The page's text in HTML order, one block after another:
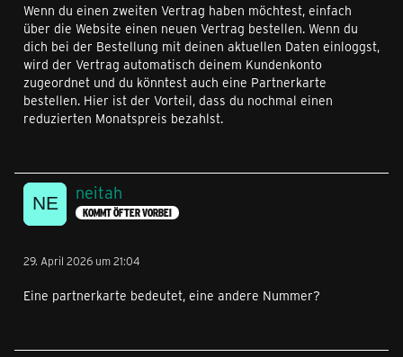
Wenn du einen zweiten Vertrag haben möchtest, einfach
über die Website einen neuen Vertrag bestellen. Wenn du
dich bei der Bestellung mit deinen aktuellen Daten einloggst,
wird der Vertrag automatisch deinem Kundenkonto
zugeordnet und du könntest auch eine Partnerkarte
bestellen. Hier ist der Vorteil, dass du nochmal einen
reduzierten Monatspreis bezahlst.
neitah
KOMMT ÖFTER VORBEI
29. April 2026 um 21:04
Eine partnerkarte bedeutet, eine andere Nummer?